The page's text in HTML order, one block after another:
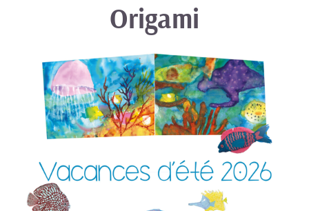
Origami